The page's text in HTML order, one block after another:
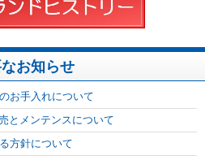
お知らせ
お手入れについて
とメンテンスについて
方針について